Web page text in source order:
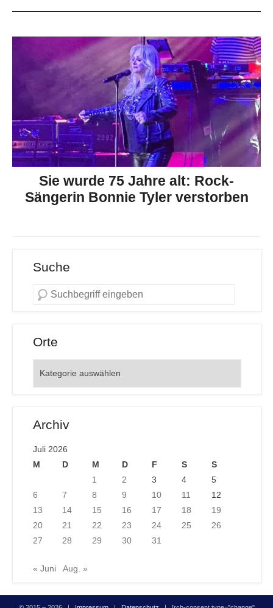
Sie wurde 75 Jahre alt: Rock-
Sängerin Bonnie Tyler verstorben
Suche
Orte
Archiv
Juli 2026
M
D M D F S
S
1
2 3 4
5
6
7 8 9 10 11
12
13
14 15 16 17 18
19
20
21 22 23 24 25
26
27
28 29 30 31
« Juni Aug. »